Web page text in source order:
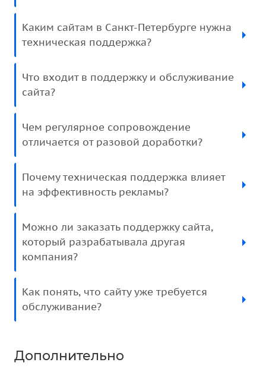
Каким сайтам в Санкт-Петербурге нужна
техническая поддержка?
Что входит в поддержку и обслуживание
сайта?
Чем регулярное сопровождение
отличается от разовой доработки?
Почему техническая поддержка влияет
на эффективность рекламы?
Можно ли заказать поддержку сайта,
который разрабатывала другая
компания?
Как понять, что сайту уже требуется
обслуживание?
Дополнительно